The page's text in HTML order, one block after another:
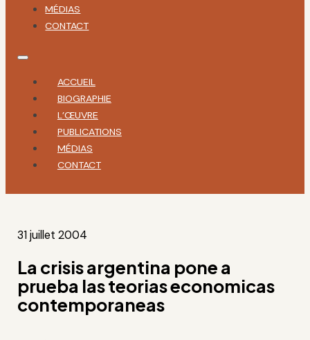
MÉDIAS
CONTACT
ACCUEIL
BIOGRAPHIE
L’ŒUVRE
PUBLICATIONS
MÉDIAS
CONTACT
31 juillet 2004
La crisis argentina pone a
prueba las teorias economicas
contemporaneas